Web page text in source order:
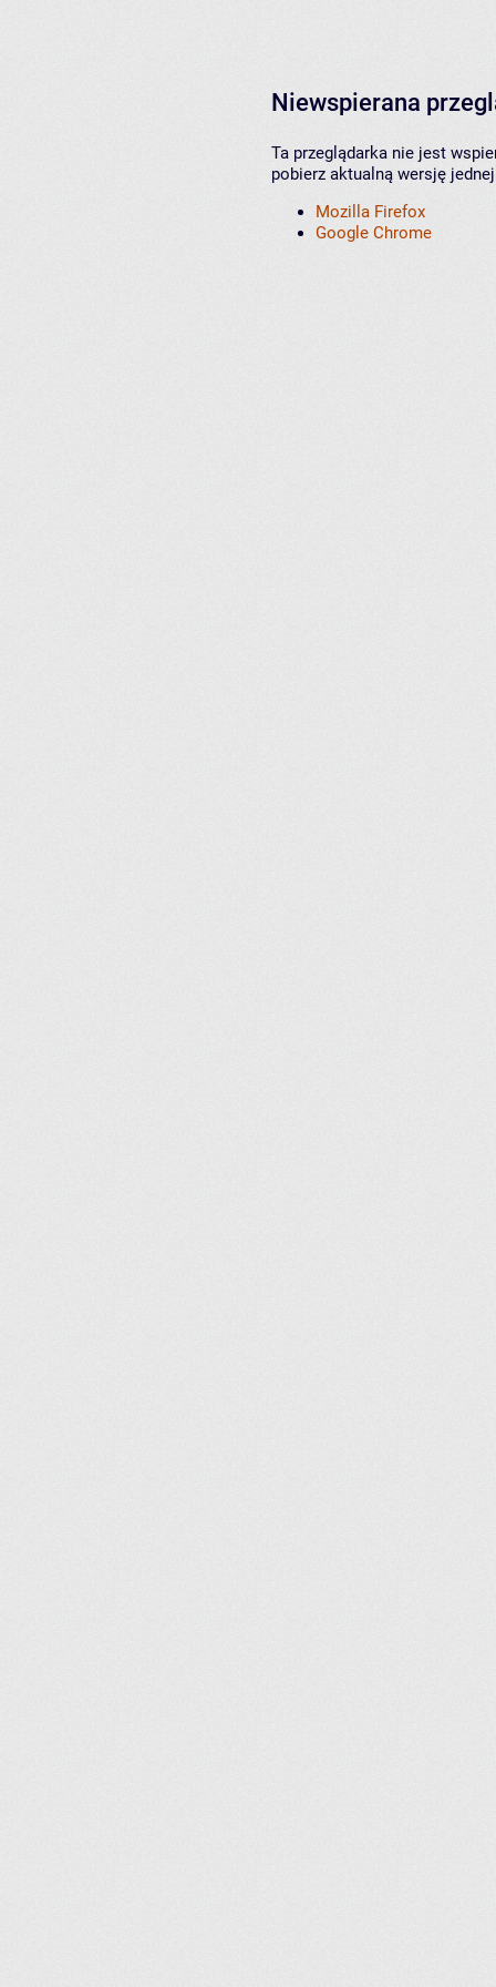
Niewspierana
Ta przeglądarka nie jest
pobierz aktualną wersję
Mozilla Firefox
Google Chrome